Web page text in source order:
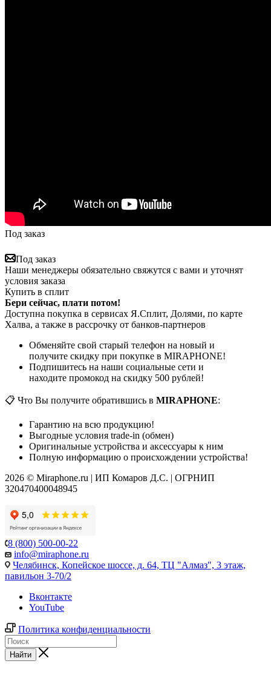
Под заказ
Под заказ
Наши менеджеры обязательно свяжутся с вами и уточнят
условия заказа
Купить в сплит
Бери сейчас, плати потом!
Доступна покупка в сервисах Я.Сплит, Долями, по карте
Халва, а также в рассрочку от банков-партнеров
Обменяйте свой старый телефон на новый и
получите скидку при покупке в MIRAPHONE!
Подпишитесь на наши социальные сети и
находите промокод на скидку 500 рублей!
📋 Что Вы получите обратившись в MIRAPHONE:
Гарантию на всю продукцию!
Выгодные условия trade-in (обмен)
Оригинальные устройства и аксессуары к ним
Полную информацию о происхождении устройства!
2026 © Miraphone.ru | ИП Комаров Д.С. | ОГРНИП
320470400048945
8 (800) 500-00-22
info@miraphone.ru
Челябинск, Копейское шоссе, д. 64, ТЦ "Алмаз", 3 этаж,
павильон 3-70/2
Вконтакте
YouTube
Политика конфиденциальности
Найти